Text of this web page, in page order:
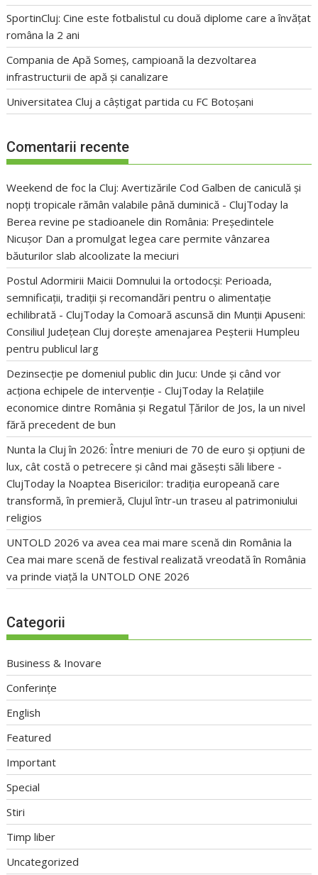
SportinCluj: Cine este fotbalistul cu două diplome care a învățat
româna la 2 ani
Compania de Apă Someș, campioană la dezvoltarea
infrastructurii de apă și canalizare
Universitatea Cluj a câștigat partida cu FC Botoșani
Comentarii recente
Weekend de foc la Cluj: Avertizările Cod Galben de caniculă și
nopți tropicale rămân valabile până duminică - ClujToday la
Berea revine pe stadioanele din România: Președintele
Nicușor Dan a promulgat legea care permite vânzarea
băuturilor slab alcoolizate la meciuri
Postul Adormirii Maicii Domnului la ortodocși: Perioada,
semnificații, tradiții și recomandări pentru o alimentație
echilibrată - ClujToday laComoară ascunsă din Munții Apuseni:
Consiliul Județean Cluj dorește amenajarea Peșterii Humpleu
pentru publicul larg
Dezinsecție pe domeniul public din Jucu: Unde și când vor
acționa echipele de intervenție - ClujToday la Relațiile
economice dintre România și Regatul Țărilor de Jos, la un nivel
fără precedent de bun
Nunta la Cluj în 2026: Între meniuri de 70 de euro și opțiuni de
lux, cât costă o petrecere și când mai găsești săli libere -
ClujToday la Noaptea Bisericilor: tradiția europeană care
transformă, în premieră, Clujul într-un traseu al patrimoniului
religios
UNTOLD 2026 va avea cea mai mare scenă din România la
Cea mai mare scenă de festival realizată vreodată în România
va prinde viață la UNTOLD ONE 2026
Categorii
Business & Inovare
Conferințe
English
Featured
Important
Special
Stiri
Timp liber
Uncategorized